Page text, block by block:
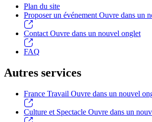
Plan du site
Proposer un événement Ouvre dans un
Contact Ouvre dans un nouvel onglet
FAQ
Autres services
France Travail Ouvre dans un nouvel
Culture et Spectacle Ouvre dans un